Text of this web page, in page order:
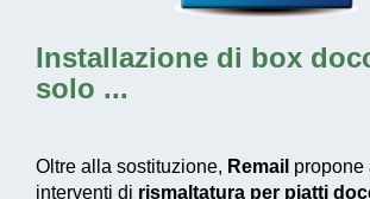
Installazione di box
solo ...
Oltre alla sostituzione, Remail propone
interventi di rismaltatura per piatti